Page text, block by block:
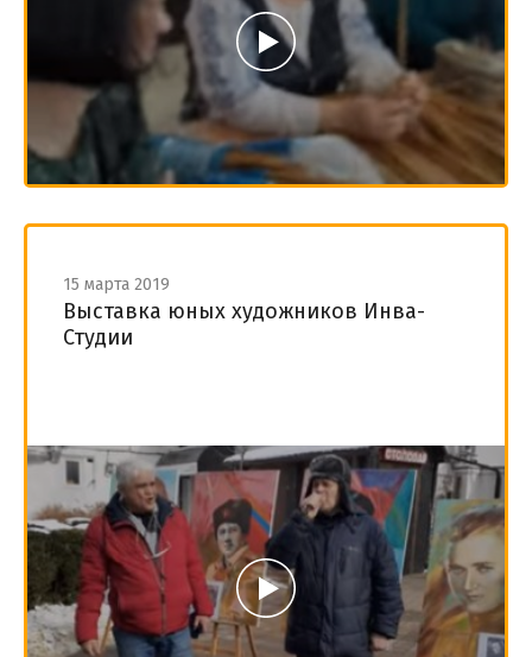
15 марта 2019
Выставка юных художников Инва-
Студии